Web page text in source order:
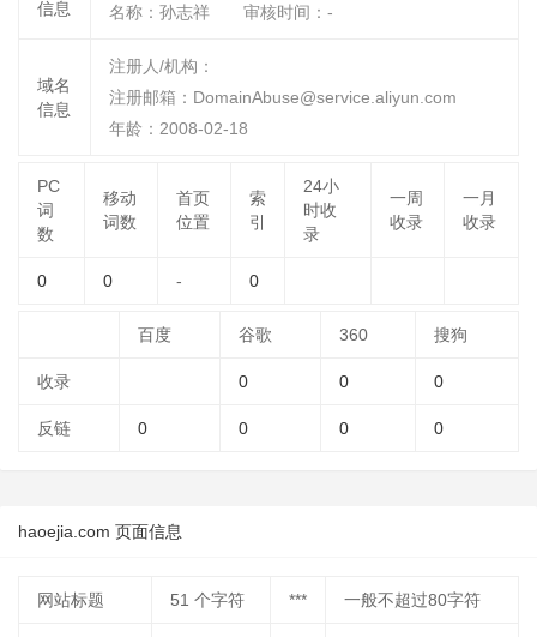
信息
名称： 孙志祥 审核时间： -
域名
信息
注册人/机构：
注册邮箱：DomainAbuse@service.aliyun.com
年龄：2008-02-18
PC
词
数
移动
词数
首页
位置
索
引
24小
时收
录
一周
收录
一月
收录
0 0 - 0
百度 谷歌 360 搜狗
收录 0 0 0
反链 0 0 0 0
haoejia.com 页面信息
网站标题 51 个字符 *** 一般不超过80字符